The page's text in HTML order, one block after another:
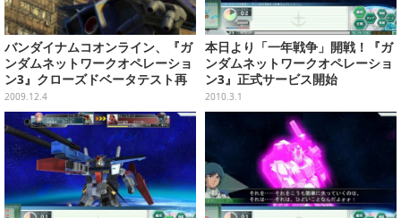
バンダイナムコオンライン、『ガ
ンダムネットワークオペレーショ
ン3』クローズドベータテスト再
開に
2009.12.4
本日より「一年戦争」開戦！『ガ
ンダムネットワークオペレーショ
ン3』正式サービス開始
2010.3.1